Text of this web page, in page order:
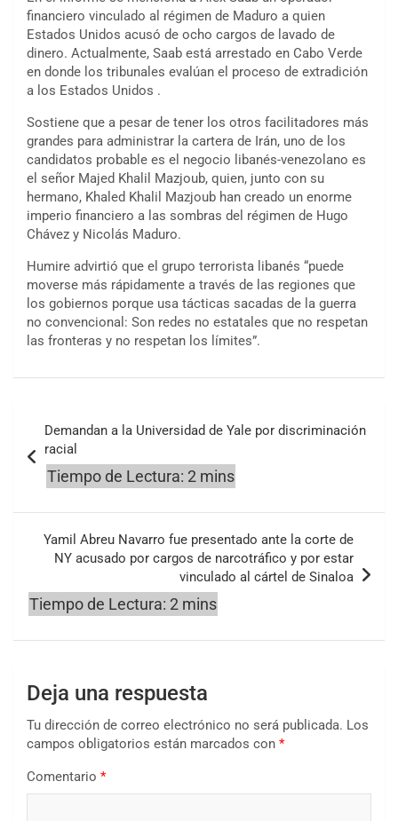
financiero vinculado al régimen de Maduro a quien
Estados Unidos acusó de ocho cargos de lavado de
dinero. Actualmente, Saab está arrestado en Cabo Verde
en donde los tribunales evalúan el proceso de extradición
a los Estados Unidos .
Sostiene que a pesar de tener los otros facilitadores más
grandes para administrar la cartera de Irán, uno de los
candidatos probable es el negocio libanés-venezolano es
el señor Majed Khalil Mazjoub, quien, junto con su
hermano, Khaled Khalil Mazjoub han creado un enorme
imperio financiero a las sombras del régimen de Hugo
Chávez y Nicolás Maduro.
Humire advirtió que el grupo terrorista libanés “puede
moverse más rápidamente a través de las regiones que
los gobiernos porque usa tácticas sacadas de la guerra
no convencional: Son redes no estatales que no respetan
las fronteras y no respetan los límites”.
de
entradas
Demandan a la Universidad de Yale por discriminación
racial
Yamil Abreu Navarro fue presentado ante la corte de
NY acusado por cargos de narcotráfico y por estar
vinculado al cártel de Sinaloa
Deja una respuesta
Tu dirección de correo electrónico no será publicada. Los
campos obligatorios están marcados con *
Comentario *